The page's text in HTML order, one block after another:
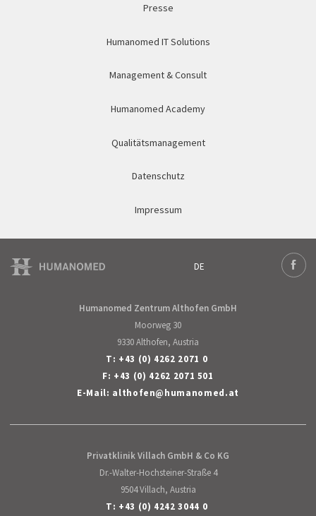
Presse
Humanomed IT Solutions
Management & Consult
Humanomed Academy
Qualitätsmanagement
Datenschutz
Impressum
DE
Deutsch
Humanomed Zentrum Althofen GmbH
Moorweg 30
9330 Althofen, Austria
T: +43 (0) 4262 2071 0
F: +43 (0) 4262 2071 501
E-Mail: althofen@humanomed.at
Privatklinik Villach GmbH & Co KG
Dr.-Walter-Hochsteiner-Straße 4
9504 Villach, Austria
T: +43 (0) 4242 3044 0